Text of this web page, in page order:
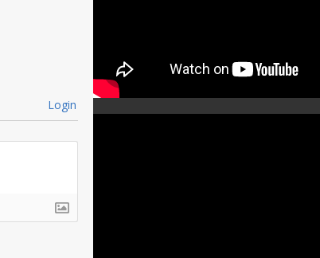
Login